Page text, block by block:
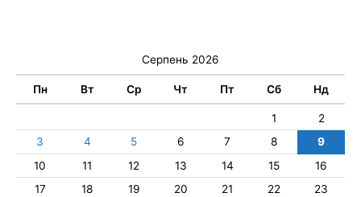
Серпень 2026
Пн Вт Ср Чт Пт Сб Нд
1
2
3
4 5 6 7 8
9
10
11 12 13 14 15
16
17
18 19 20 21 22
23